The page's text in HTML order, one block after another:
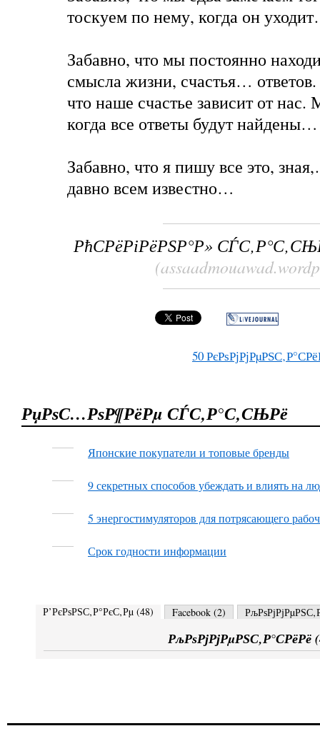
тоскуем по нему, когда он
Забавно, что мы постоянно
смысла жизни, счастья…
что наше счастье зависит от
когда все ответы будут найдены…
Забавно, что я пишу все это,
давно всем известно…
РћСРёРіРёРЅР°Р»
50
РџРѕС…РѕР¶РёРµ СЃС‚Р°С‚СЊРё
Японские покупатели и топовые бренды
9 секретных способов убеждать и влиять на
5 энергостимуляторов для потрясающего
Срок годности информации
Р’РєРѕРЅС‚Р°РєС‚Рµ (48) Facebook (2)
РљРѕРјРјРµРЅС‚Р°СРёРё (